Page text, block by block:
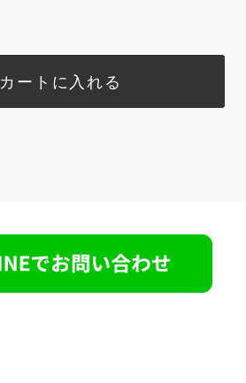
カートに入れる